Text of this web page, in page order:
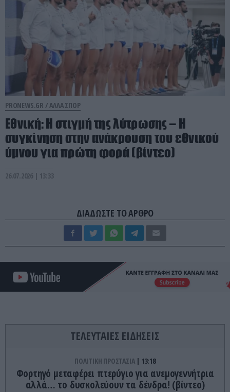
PRONEWS.GR /ΑΛΛΑ ΣΠΟΡ
Εθνική: Η στιγμή της λύτρωσης – Η
συγκίνηση στην ανάκρουση του εθνικού
ύμνου για πρώτη φορά (βίντεο)
26.07.2026 | 13:33
ΔΙΑΔΩΣΤΕ ΤΟ ΑΡΘΡΟ
ΤΕΛΕΥΤΑΙΕΣ ΕΙΔΗΣΕΙΣ
ΠΟΛΙΤΙΚΗ ΠΡΟΣΤΑΣΙΑ 13:18
Φορτηγό μεταφέρει πτερύγιο για ανεμογεννήτρια
αλλά… το δυσκολεύουν τα δένδρα! (βίντεο)